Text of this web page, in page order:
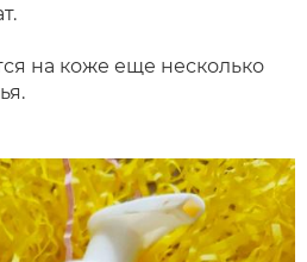
на коже еще несколько